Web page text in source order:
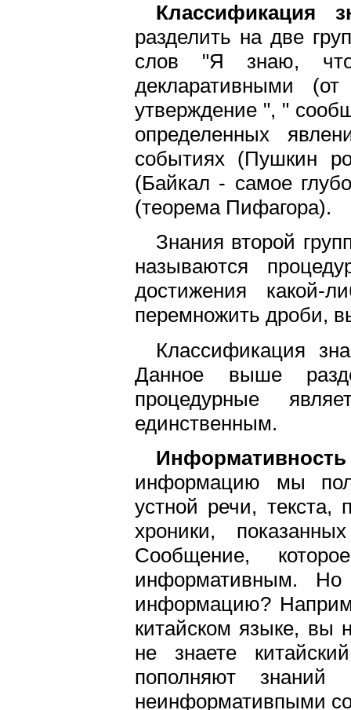
Классификация
разделить на две
слов "Я знаю,
декларативными
утверждение ", "
определенных
событиях (Пушкин
(Байкал - самое
(теорема Пифагора).
Знания второй
называются
достижения какой-
перемножить дроби,
Классификация
Данное выше
процедурные
единственным.
информацию мы
устной речи, текста,
хроники,
Сообщение,
информативным.
информацию?
китайском языке, вы
не знаете
пополняют знаний
неинформативпыми